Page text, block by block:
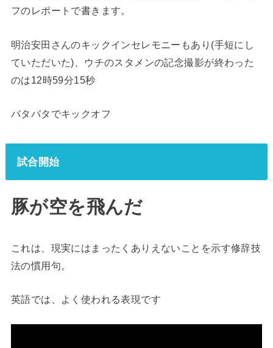
フのレポートで書きます。
明治安田さんのキックインセレモニーもあり(手短にし
ていただいた)、ウチのスタメンの記念撮影が終わった
のは12時59分15秒
バタバタでキックオフ
試合開始
豚が空を飛んだ
これは、現実にはまったくありえないことを示す修辞技
法の慣用句。
英語では、よく使われる表現です